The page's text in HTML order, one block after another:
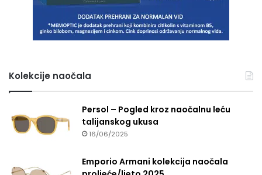
Kolekcije naočala
Persol – Pogled kroz naočalnu leću
talijanskog ukusa
16/06/2025
Emporio Armani kolekcija naočala